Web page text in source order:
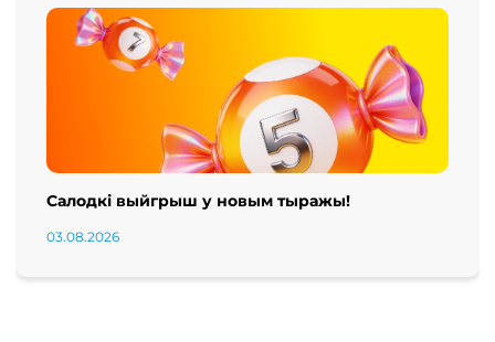
Салодкі выйгрыш у новым тыражы!
03.08.2026